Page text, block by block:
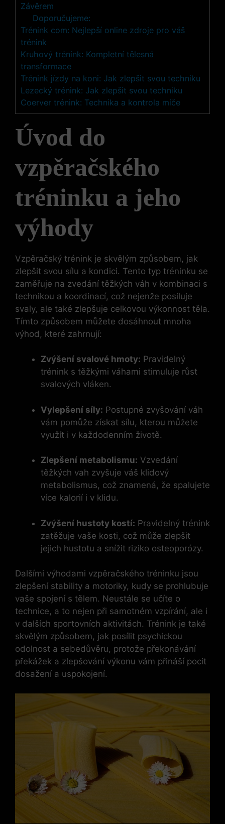
Závěrem
Doporučujeme:
Trénink com: Nejlepší online zdroje pro váš
trénink
Kruhový trénink: Kompletní tělesná
transformace
Trénink jízdy na koni: Jak zlepšit svou techniku
Lezecký trénink: Jak zlepšit svou techniku
Coerver trénink: Technika a kontrola míče
Úvod do
vzpěračského
tréninku a ‍jeho
výhody
Vzpěračský trénink je skvělým způsobem, jak‌
zlepšit svou sílu a ‍kondici. Tento typ tréninku ‌se
zaměřuje na zvedání těžkých váh v kombinaci s
technikou a koordinací, což ⁢nejenže posiluje
svaly, ale také zlepšuje celkovou výkonnost těla.⁢
Tímto způsobem můžete dosáhnout mnoha
výhod, které zahrnují:
Zvýšení svalové hmoty: Pravidelný⁢
trénink s těžkými váhami stimuluje růst
svalových vláken.
Vylepšení⁤ síly: Postupné ⁤zvyšování váh
vám pomůže získat sílu, kterou můžete
využít i v každodenním životě.
Zlepšení metabolismu: Vzvedání
těžkých vah‍ zvyšuje váš ⁤klidový
metabolismus, což znamená, že spalujete
více kalorií i v klidu.
Zvýšení hustoty kostí: Pravidelný trénink
zatěžuje vaše kosti, což může ⁢zlepšit
jejich hustotu a snížit riziko osteoporózy.
Dalšími výhodami vzpěračského​ tréninku jsou
zlepšení stability a‍ motoriky, kudy se prohlubuje
vaše spojení s tělem. Neustále se učíte o
technice, a to nejen⁤ při samotném ⁤vzpírání, ale i
v dalších sportovních aktivitách. Trénink je také
‌skvělým⁣ způsobem, jak posílit psychickou
odolnost a sebedůvěru, protože ⁣překonávání
překážek a zlepšování výkonu vám přináší pocit
dosažení a ‍uspokojení.